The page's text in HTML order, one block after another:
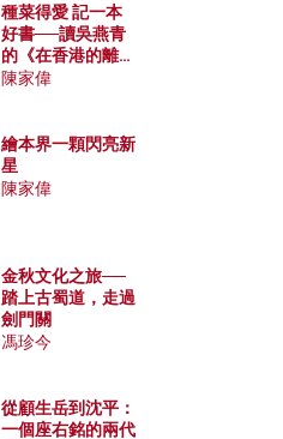
種菜得愛 記一本
好書──讀吳燕青
的《在香港的離島
種菜》
陳家偉
繪本界一顆閃亮新
星
陳家偉
金秋文化之旅──
踏上古蜀道，走過
劍門關
馮珍今
從顧生岳到沈平：
一個座右銘的兩代